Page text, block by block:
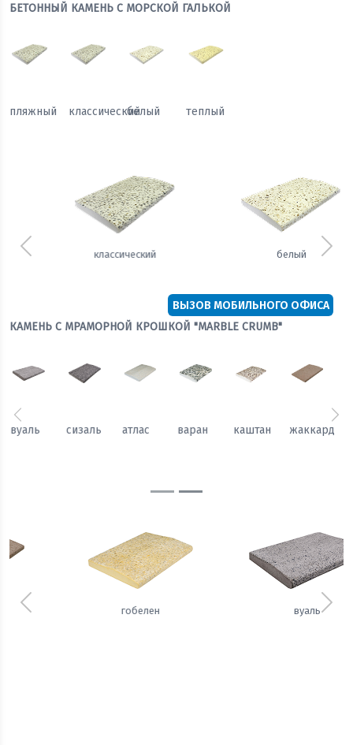
БЕТОННЫЙ КАМЕНЬ С МОРСКОЙ ГАЛЬКОЙ
пляжный классическийбелый теплый
белый теплый
Предыдущий
КАМЕНЬ С МРАМОРНОЙ КРОШКОЙ "MARBLE CRUMB"
каштан жаккард гобелен вуаль сизаль атлас
Предыдущий
Предыдущий
ВЫЗОВ МОБИЛЬНОГО ОФИСА